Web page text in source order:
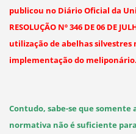
publicou no Diário Oficial da
RESOLUÇÃO Nº 346 DE 06 DE
utilização de abelhas silvestres
implementação do meliponário.
Contudo, sabe-se que somente
normativa não é suficiente